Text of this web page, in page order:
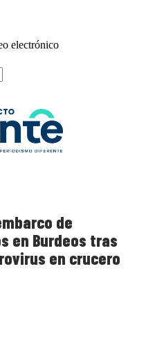
electrónico
de
en Burdeos tras
en crucero